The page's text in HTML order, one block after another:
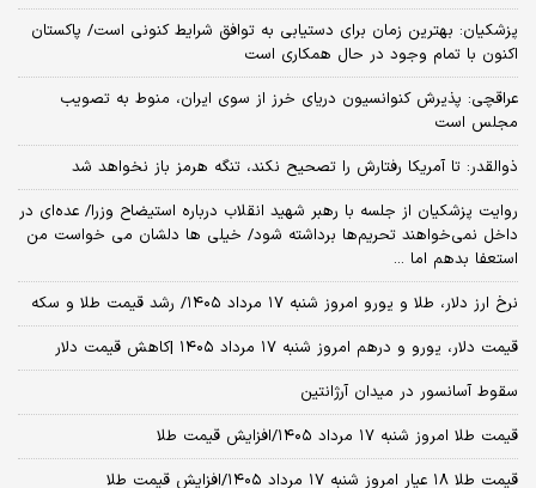
پزشکیان‌: بهترین زمان برای دستیابی به توافق شرایط کنونی است/ پاکستان
اکنون با تمام وجود در حال همکاری است
عراقچی: پذیرش کنوانسیون دریای خرز از سوی ایران، منوط به تصویب
مجلس است
ذوالقدر: تا آمریکا رفتارش را تصحیح نکند، تنگه هرمز باز نخواهد شد
روایت پزشکیان از جلسه با رهبر شهید انقلاب درباره استیضاح وزرا/ عده‌ای در
داخل نمی‌خواهند تحریم‌ها برداشته شود/ خیلی ها دلشان می خواست من
استعفا بدهم اما ...
نرخ ارز دلار، طلا و یورو امروز شنبه ۱۷ مرداد ۱۴۰۵/ رشد قیمت طلا و سکه
قیمت دلار، یورو و درهم امروز شنبه ۱۷ مرداد ۱۴۰۵ |کاهش قیمت دلار
سقوط آسانسور در میدان آرژانتین
قیمت طلا امروز شنبه ۱۷ مرداد ۱۴۰۵/افزایش قیمت طلا
قیمت طلا ۱۸ عیار امروز شنبه ۱۷ مرداد ۱۴۰۵/افزایش قیمت طلا